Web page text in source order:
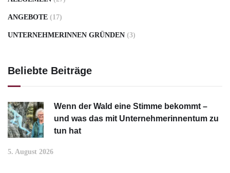
ANGEBOTE (17)
UNTERNEHMERINNEN GRÜNDEN (3)
Beliebte Beiträge
Wenn der Wald eine Stimme bekommt –
und was das mit Unternehmerinnentum zu
tun hat
5. August 2026